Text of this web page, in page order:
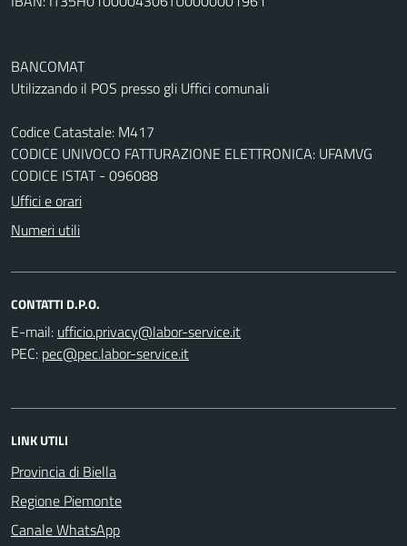
BANCOMAT
Utilizzando il POS presso gli Uffici comunali
Codice Catastale: M417
CODICE UNIVOCO FATTURAZIONE ELETTRONICA: UFAMVG
CODICE ISTAT - 096088
Uffici e orari
Numeri utili
CONTATTI D.P.O.
E-mail:
PEC:
LINK UTILI
Provincia di Biella
Regione Piemonte
Canale WhatsApp